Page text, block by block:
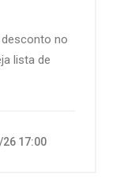
no
lista de
17:00